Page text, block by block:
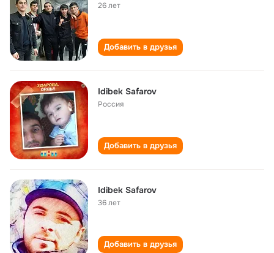
26 лет
Добавить в друзья
Idibek Safarov
Россия
Добавить в друзья
Idibek Safarov
36 лет
Добавить в друзья